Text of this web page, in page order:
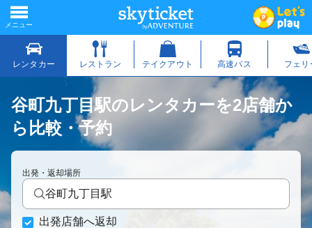
谷町九丁目駅のレンタカーを2店舗か
ら比較・予約
出発・返却場所
谷町九丁目駅
出発店舗へ返却